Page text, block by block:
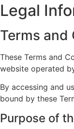
Legal
Terms
These Terms and
website operated
By accessing and
bound by these
Purpose of